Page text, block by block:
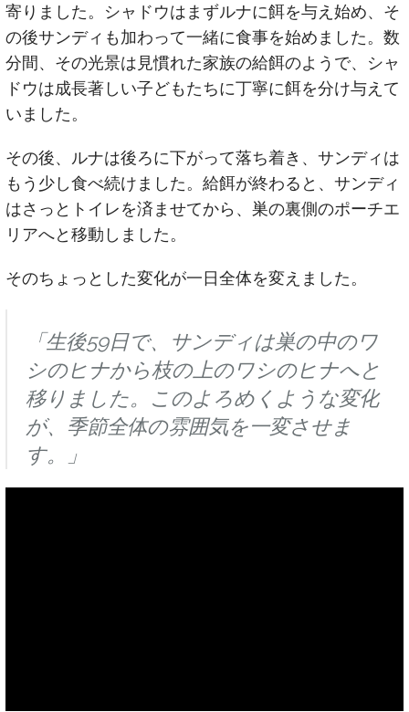
寄りました。シャドウはまずルナに餌を与え始め、そ
の後サンディも加わって一緒に食事を始めました。数
分間、その光景は見慣れた家族の給餌のようで、シャ
ドウは成長著しい子どもたちに丁寧に餌を分け与えて
いました。
その後、ルナは後ろに下がって落ち着き、サンディは
もう少し食べ続けました。給餌が終わると、サンディ
はさっとトイレを済ませてから、巣の裏側のポーチエ
リアへと移動しました。
そのちょっとした変化が一日全体を変えました。
「生後59日で、サンディは巣の中のワ
シのヒナから枝の上のワシのヒナへと
移りました。このよろめくような変化
が、季節全体の雰囲気を一変させま
す。」